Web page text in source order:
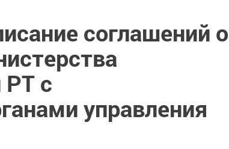
соглашений о
РТ с
управления